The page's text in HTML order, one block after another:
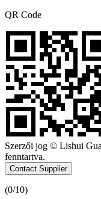
QR Code
Szerzői jog © Lishui
fenntartva.
Contact Supplier
(0/10)